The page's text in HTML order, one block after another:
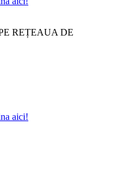
REȚEAUA DE